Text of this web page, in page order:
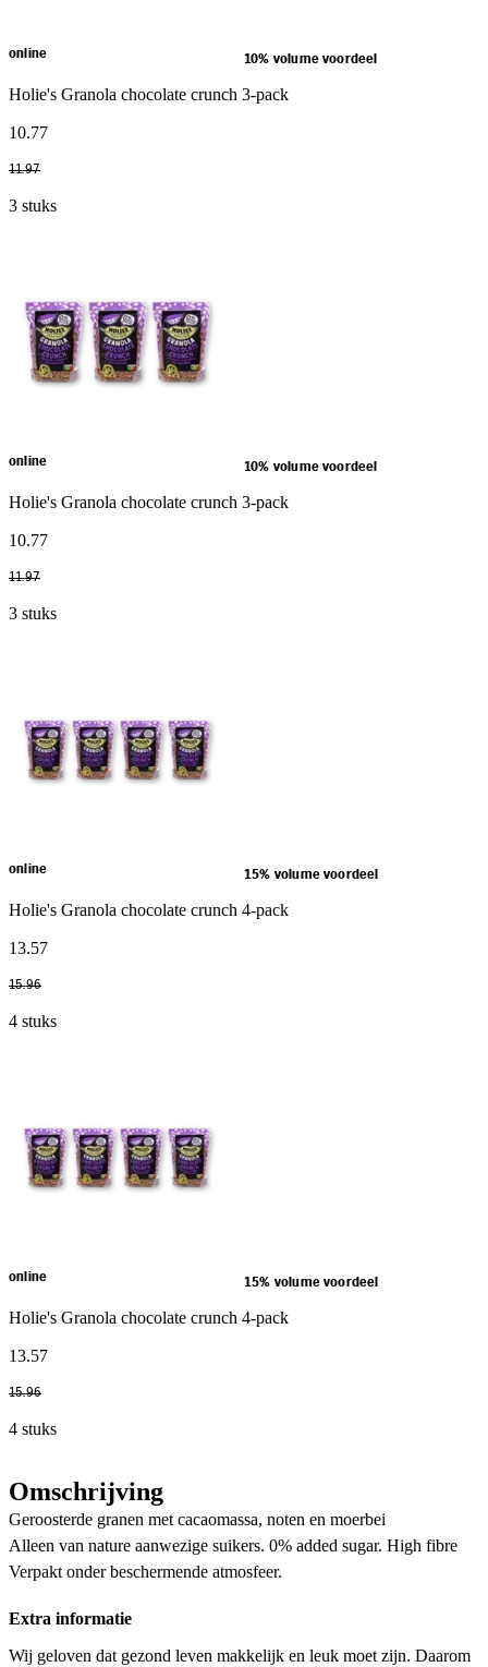
online 10% volume voordeel
Holie's Granola chocolate crunch 3-pack
10.77
11.97
3 stuks
online 10% volume voordeel
Holie's Granola chocolate crunch 3-pack
10.77
11.97
3 stuks
online 15% volume voordeel
Holie's Granola chocolate crunch 4-pack
13.57
15.96
4 stuks
online 15% volume voordeel
Holie's Granola chocolate crunch 4-pack
13.57
15.96
4 stuks
Omschrijving
Geroosterde granen met cacaomassa, noten en moerbei
Alleen van nature aanwezige suikers. 0% added sugar. High fibre
Verpakt onder beschermende atmosfeer.
Extra informatie
Wij geloven dat gezond leven makkelijk en leuk moet zijn. Daarom